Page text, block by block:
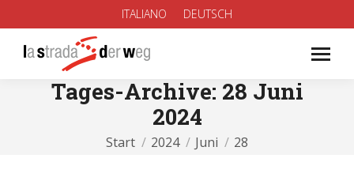
ITALIANO DEUTSCH
Tages-Archive: 28 Juni
2024
Sie befinden sich hier:
Start 2024 Juni 28